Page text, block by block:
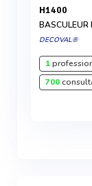
H1400
BASCULEUR
DECOVAL®
1
700